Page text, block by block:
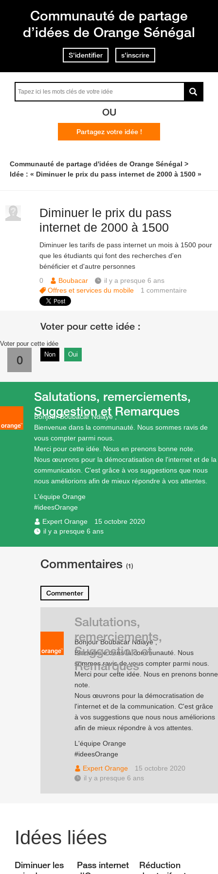
Communauté de partage
d’idées de Orange Sénégal
S'identifier s'inscrire
OU
Partagez votre idée !
Communauté de partage d'idées de Orange Sénégal
Idée : « Diminuer le prix du pass internet de 2000 à 1500 »
Diminuer le prix du pass
internet de 2000 à 1500
Diminuer les tarifs de pass internet un mois à 1500 pour
que les étudiants qui font des recherches d'en
bénéficier et d'autre personnes
0
Boubacar
il y a presque 6 ans
Offres et services du mobile
1commentaire
Voter pour cette idée
0 Non Oui
Bonjour Boubacar Ndiaye ,
Bienvenue dans la communauté. Nous sommes ravis de
vous compter parmi nous.
Merci pour cette idée. Nous en prenons bonne note.
Nous œuvrons pour la démocratisation de l'internet et de la
communication. C'est grâce à vos suggestions que nous
nous améliorions afin de mieux répondre à vos attentes.
L'équipe Orange
#ideesOrange
Expert Orange
15 octobre 2020
il y a presque 6 ans
Salutations, remerciements,
Suggestion et Remarques
Commentaires (1)
Commenter
Bonjour Boubacar Ndiaye ,
Bienvenue dans la communauté. Nous
sommes ravis de vous compter parmi nous.
Merci pour cette idée. Nous en prenons bonne
note.
Nous œuvrons pour la démocratisation de
l'internet et de la communication. C'est grâce
à vos suggestions que nous nous améliorions
afin de mieux répondre à vos attentes.
L'équipe Orange
#ideesOrange
Expert Orange
15 octobre 2020
il y a presque 6 ans
Salutations,
remerciements,
Suggestion et
Remarques
Idées liées
Diminuer les
Pass internet
Réduction